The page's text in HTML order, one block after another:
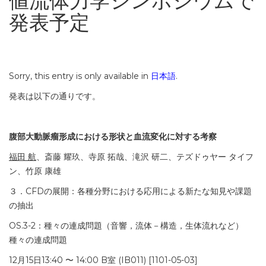
発表予定
Sorry, this entry is only available in 日本語.
発表は以下の通りです。
腹部大動脈瘤形成における形状と血流変化に対する考察
福田 航、斎藤 耀玖、寺原 拓哉、滝沢 研二、テズドゥヤー タイフ
ン、竹原 康雄
３．CFDの展開：各種分野における応用による新たな知見や課題
の抽出
OS.3-2：種々の連成問題（音響，流体－構造，生体流れなど）
種々の連成問題
12月15日13:40 〜 14:00 B室 (IB011) [1101-05-03]